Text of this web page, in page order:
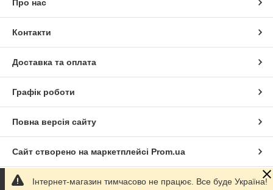
Про нас
Контакти
Доставка та оплата
Графік роботи
Повна версія сайту
Сайт створено на маркетплейсі Prom.ua
Політика конфіденційності
Інтернет-магазин тимчасово не працює. Все буде Україна!